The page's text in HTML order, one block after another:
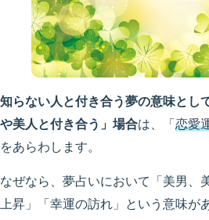
知らない人と付き合う夢の意味とし
や美人と付き合う」場合は、「恋愛
をあらわします。
なぜなら、夢占いにおいて「美男、
上昇」「幸運の訪れ」という意味が